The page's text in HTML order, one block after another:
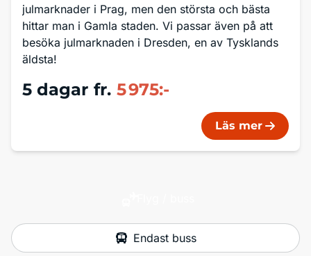
julmarknader i Prag, men den största och bästa
hittar man i Gamla staden. Vi passar även på att
besöka julmarknaden i Dresden, en av Tysklands
äldsta!
5 dagar fr. 5 975:-
Läs mer
Endast buss